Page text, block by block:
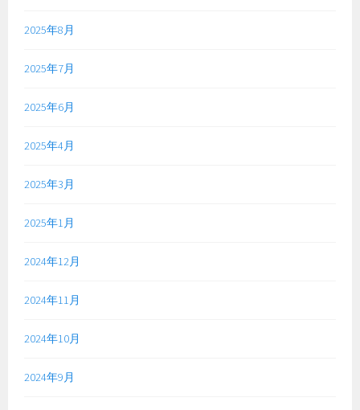
2025年8月
2025年7月
2025年6月
2025年4月
2025年3月
2025年1月
2024年12月
2024年11月
2024年10月
2024年9月